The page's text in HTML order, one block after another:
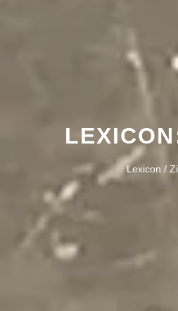
Lexicon /